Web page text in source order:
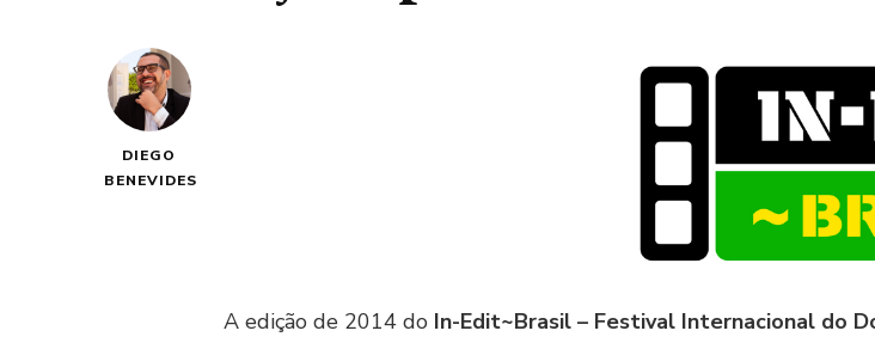
DIEGO
BENEVIDES
A edição de 2014 do In-Edit~Brasil – Festival Internacional do